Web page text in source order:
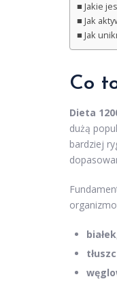
Jakie
Jak
Jak
Co
Dieta
dużą
bardziej
białek